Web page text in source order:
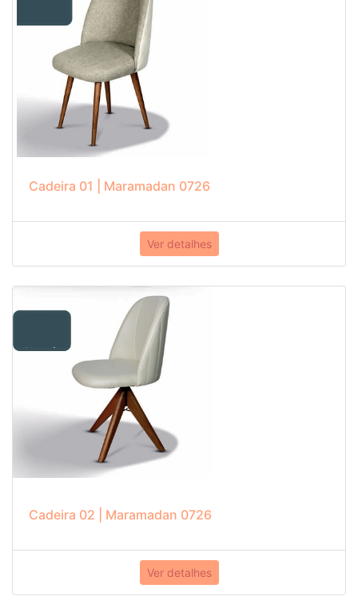
Cadeira 01 | Maramadan 0726
Ver detalhes
Cadeira 02 | Maramadan 0726
Ver detalhes